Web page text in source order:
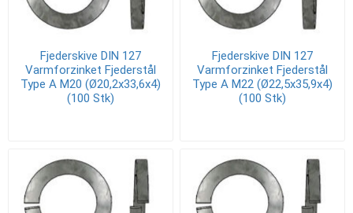
Fjederskive DIN 127
Varmforzinket Fjederstål
Type A M20 (Ø20,2x33,6x4)
(100 Stk)
Fjederskive DIN 127
Varmforzinket Fjederstål
Type A M22 (Ø22,5x35,9x4)
(100 Stk)